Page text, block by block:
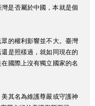
是否屬於中國，本就是個
的權利影響並不大。臺灣
是照樣過，就如同現在的
國際上沒有獨立國家的名
其名為維護尊嚴或守護神